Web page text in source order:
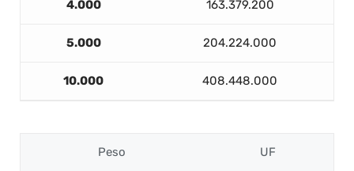
4.000 163.379.200
5.000 204.224.000
10.000 408.448.000
Peso UF